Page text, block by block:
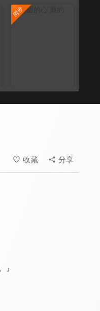
收藏 分享
』